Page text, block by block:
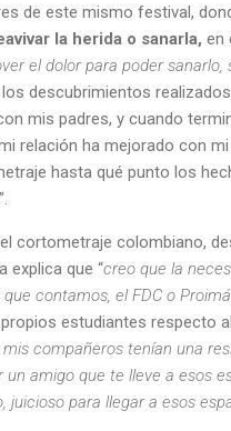
de este mismo festival,
la herida o sanarla, en
el dolor para poder
los descubrimientos
mis padres, y cuando
relación ha mejorado con
hasta qué punto los
cortometraje colombiano,
explica que “creo que la
contamos, el FDC o
estudiantes respecto
compañeros tenían una
amigo que te lleve a esos
juicioso para llegar a esos